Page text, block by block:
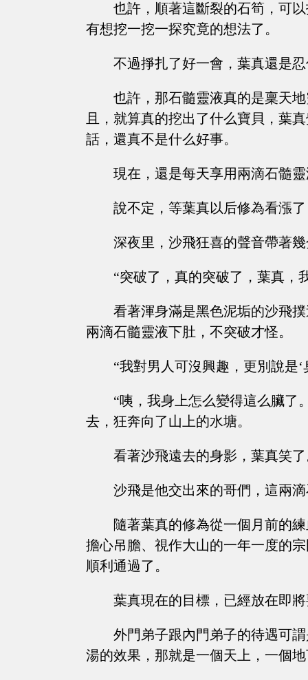
也許，順著這斷裂的石筍，可
有想挖一挖一探究竟的想法了。
不過掙扎了好一會，葉真還是
也許，那石髓靈液真的是稟天
且，就算真的挖出了什么寶貝，葉
話，還真不是什么好事。
現在，還是每天享用兩滴石髓
說不定，等葉真以后修為看漲
深夜里，沙飛狂喜的聲音帶著
“突破了，真的突破了，葉真，
看著渾身滿是黑色泥垢的沙飛
兩滴石髓靈液下肚，不突破才怪。
“我對男人可沒興趣，更別說是
“咦，我身上怎么變得這么臟了
去，狂奔向了山上的水塘。
看著沙飛遠去的身影，葉真笑
沙飛是他交出來的哥們，這兩
隨著葉真的修為從一個月前的
擔心吊膽、視作大山的一年一度的
順利通過了。
葉真現在的目標，已經放在即
外門弟子跟內門弟子的待遇可
湯的效果，那就是一個天上，一個